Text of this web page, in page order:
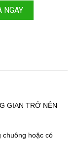
NGAY
GIAN TRỞ NÊN
chuông hoặc có